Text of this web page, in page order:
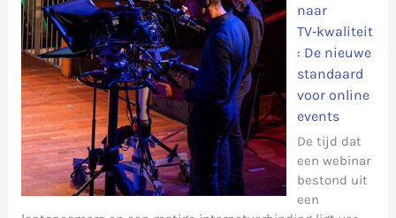
naar
TV‑kwaliteit
: De nieuwe
standaard
voor online
events
De tijd dat
een webinar
bestond uit
een